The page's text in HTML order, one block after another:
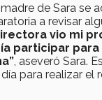
de Sara se
a revisar
vio mi
participar para
, aseveró Sara.
para realizar el